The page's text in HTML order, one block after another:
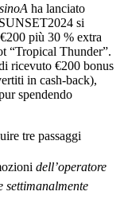
ha lanciato
si
più 30 % extra
“Tropical Thunder”.
ricevuto €200 bonus
in cash‐back),
spendendo
tre passaggi
dell’operatore
settimanalmente